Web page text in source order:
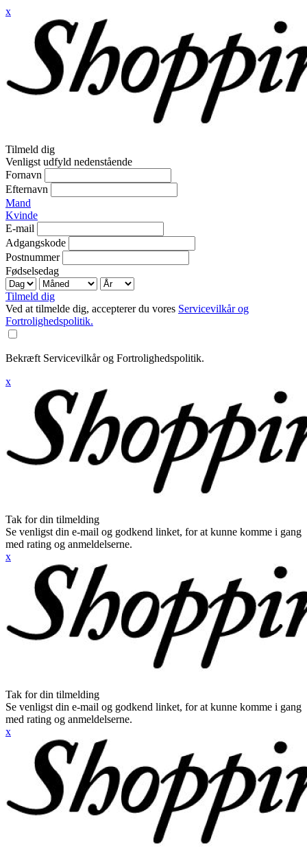
x
Tilmeld dig
Venligst udfyld nedenstående
Fornavn
Efternavn
Mand
Kvinde
E-mail
Adgangskode
Postnummer
Fødselsedag
Tilmeld dig
Ved at tilmelde dig, accepterer du vores Servicevilkår og
Fortrolighedspolitik.
Bekræft Servicevilkår og Fortrolighedspolitik.
x
Tak for din tilmelding
Se venligst din e-mail og godkend linket, for at kunne komme i gang
med rating og anmeldelserne.
x
Tak for din tilmelding
Se venligst din e-mail og godkend linket, for at kunne komme i gang
med rating og anmeldelserne.
x